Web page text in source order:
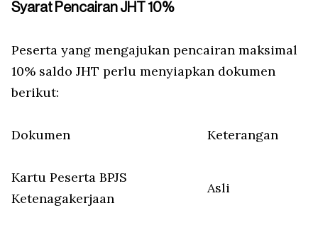
Syarat Pencairan JHT 10%
Peserta yang mengajukan pencairan maksimal
10% saldo JHT perlu menyiapkan dokumen
berikut:
Dokumen Keterangan
Kartu Peserta BPJS
Ketenagakerjaan
Asli